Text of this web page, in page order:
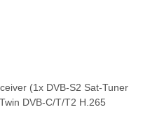
(1x DVB-S2 Sat-Tuner
DVB-C/T/T2 H.265